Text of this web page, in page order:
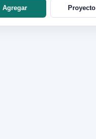
Agregar Proyecto